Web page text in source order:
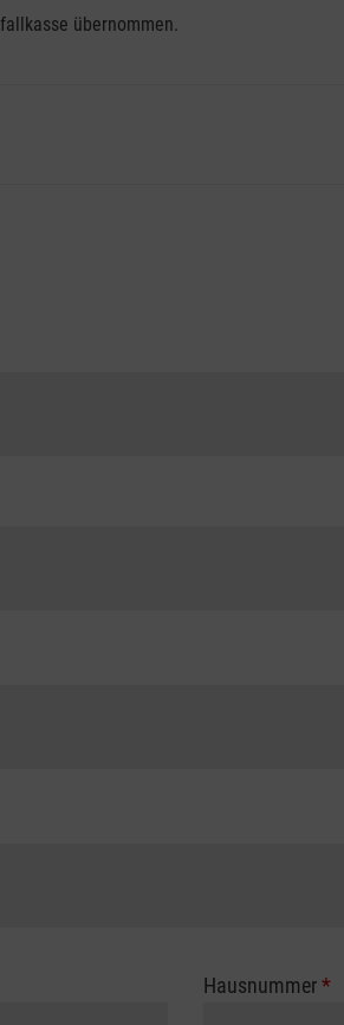
übernommen.
dass die Abrechnungsunterlagen
Hausnummer*